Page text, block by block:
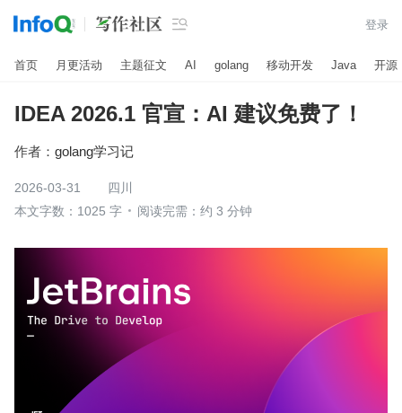
 登录
首页 月更活动 主题征文 AI golang 移动开发 Java 开源
IDEA 2026.1 官宣：AI 建议免费了！
作者： golang学习记
2026-03-31
四川
本文字数：1025 字
阅读完需：约 3 分钟